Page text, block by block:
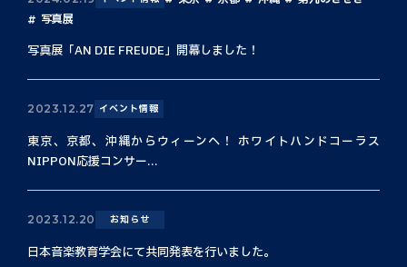
写真展
写真展「AN DIE FREUDE」開幕しました！
2023.12.27 イベント情報
東京、京都、沖縄からウィーンへ！ ホワイトハンドコーラス
NIPPON応援コンサー...
2023.12.20 お知らせ
日本音楽教育学会にて共同発表を行いました。